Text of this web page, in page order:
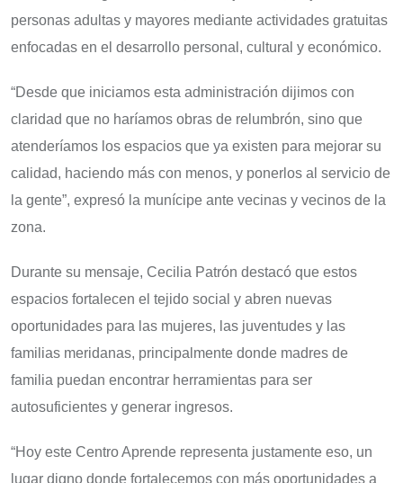
personas adultas y mayores mediante actividades gratuitas
enfocadas en el desarrollo personal, cultural y económico.
“Desde que iniciamos esta administración dijimos con
claridad que no haríamos obras de relumbrón, sino que
atenderíamos los espacios que ya existen para mejorar su
calidad, haciendo más con menos, y ponerlos al servicio de
la gente”, expresó la munícipe ante vecinas y vecinos de la
zona.
Durante su mensaje, Cecilia Patrón destacó que estos
espacios fortalecen el tejido social y abren nuevas
oportunidades para las mujeres, las juventudes y las
familias meridanas, principalmente donde madres de
familia puedan encontrar herramientas para ser
autosuficientes y generar ingresos.
“Hoy este Centro Aprende representa justamente eso, un
lugar digno donde fortalecemos con más oportunidades a